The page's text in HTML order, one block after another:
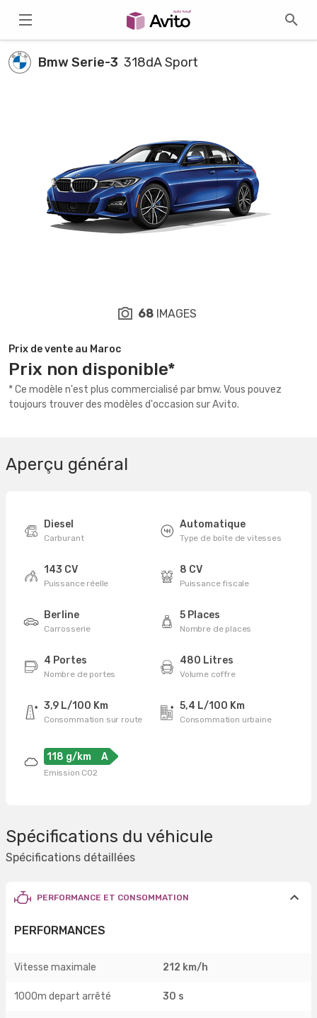
Bmw Serie-3 318dA Sport
Prix de vente au Maroc
Prix non disponible*
* Ce modèle n'est plus commercialisé par bmw. Vous pouvez
toujours trouver des modèles d'occasion sur Avito.
68 IMAGES
Aperçu général
Diesel
Carburant
Automatique
Type de boîte de vitesses
143 CV
Puissance réelle
8 CV
Puissance fiscale
Berline
Carrosserie
5 Places
Nombre de places
4 Portes
Nombre de portes
480 Litres
Volume coffre
3,9 L/100 Km
Consommation sur route
5,4 L/100 Km
Consommation urbaine
118 g/km A
Emission CO2
Spécifications du véhicule
Spécifications détaillées
PERFORMANCE ET CONSOMMATION
PERFORMANCES
Vitesse maximale 212 km/h
1000m depart arrêté 30 s